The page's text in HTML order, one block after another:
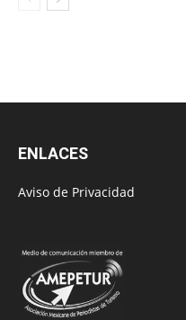
ENLACES
Aviso de Privacidad